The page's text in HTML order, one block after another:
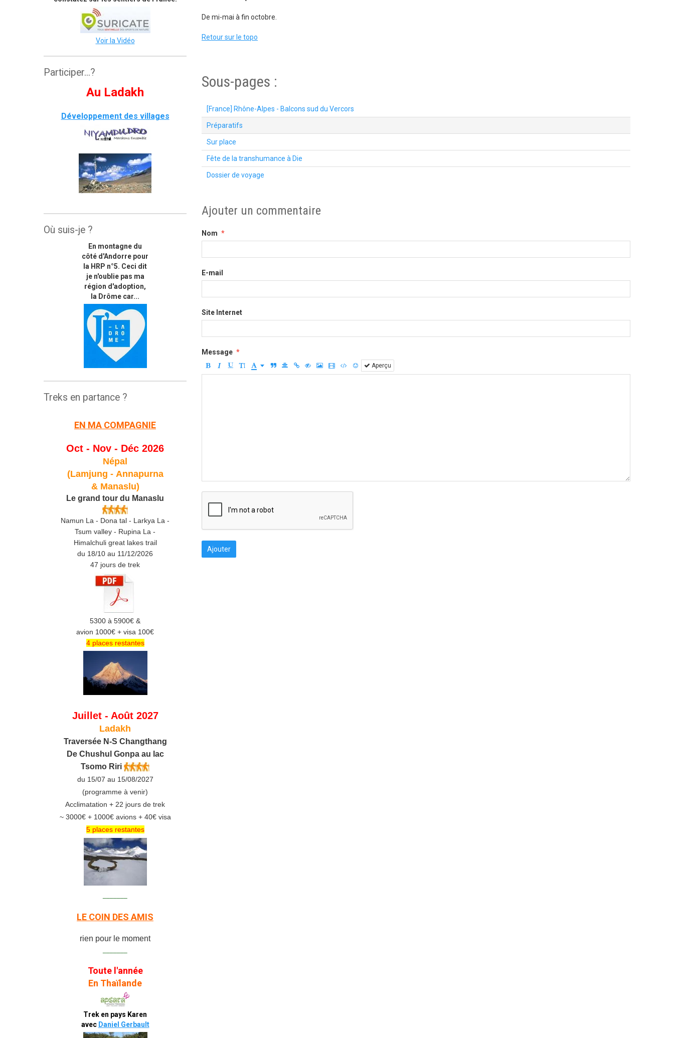
De mi-mai à fin octobre.
Retour sur le topo
Sous-pages :
[France] Rhône-Alpes - Balcons sud du Vercors
Préparatifs
Sur place
Fête de la transhumance à Die
Dossier de voyage
Ajouter un commentaire
Nom
E-mail
Site Internet
Message
Aperçu
Ajouter
Voir la Vidéo
Participer...?
Au Ladakh
Développement des villages
Où suis-je ?
En montagne du
côté d'Andorre pour
la HRP n°5. Ceci dit
je n'oublie pas ma
région d'adoption,
la Drôme car...
Treks en partance ?
EN MA COMPAGNIE
Oct - Nov - Déc 2026
Népal
(Lamjung - Annapurna
& Manaslu)
Le grand tour du Manaslu
Namun La - Dona tal - Larkya La -
Tsum valley - Rupina La -
Himalchuli great lakes trail
du 18/10 au 11/12/2026
47 jours de trek
5300 à 5900€ &
avion 1000€ + visa 100€
4 places restantes
Juillet - Août 2027
Ladakh
Traversée N-S Changthang
De C hushul Gonpa au lac
Tsomo Riri
du 15/07 au 15/08/2027
(programme à venir)
Acclimatation + 22 jours de trek
~ 3000€ + 1000€ avions + 40€ visa
5 places restantes
LE COIN DES AMIS
rien pour le moment
Toute l'année
En Thaïlande
Trek en pays Karen
avec Daniel Gerbault